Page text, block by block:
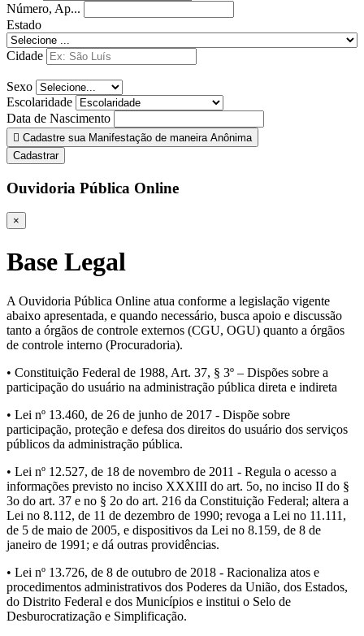
Número, Ap...
Estado
Cidade
Sexo
Escolaridade
Data de Nascimento
Cadastre sua Manifestação de maneira Anônima
Cadastrar
Ouvidoria Pública Online
×
Base Legal
A Ouvidoria Pública Online atua conforme a legislação vigente
abaixo apresentada, e quando necessário, busca apoio e discussão
tanto a órgãos de controle externos (CGU, OGU) quanto a órgãos
de controle interno (Procuradoria).
• Constituição Federal de 1988, Art. 37, § 3º – Dispões sobre a
participação do usuário na administração pública direta e indireta
• Lei nº 13.460, de 26 de junho de 2017 - Dispõe sobre
participação, proteção e defesa dos direitos do usuário dos serviços
públicos da administração pública.
• Lei nº 12.527, de 18 de novembro de 2011 - Regula o acesso a
informações previsto no inciso XXXIII do art. 5o, no inciso II do §
3o do art. 37 e no § 2o do art. 216 da Constituição Federal; altera a
Lei no 8.112, de 11 de dezembro de 1990; revoga a Lei no 11.111,
de 5 de maio de 2005, e dispositivos da Lei no 8.159, de 8 de
janeiro de 1991; e dá outras providências.
• Lei nº 13.726, de 8 de outubro de 2018 - Racionaliza atos e
procedimentos administrativos dos Poderes da União, dos Estados,
do Distrito Federal e dos Municípios e institui o Selo de
Desburocratização e Simplificação.